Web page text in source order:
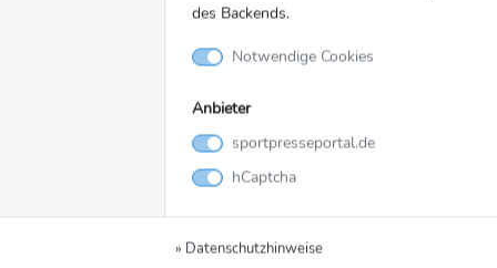
© Special Olympics
des Backends.
Notwendige Cookies
Anbieter
sportpresseportal.de
hCaptcha
» Datenschutzhinweise